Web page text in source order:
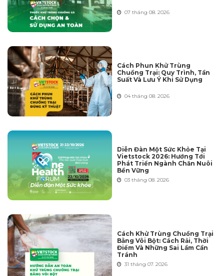
07 tháng 08. 2026
Cách Phun Khử Trùng
Chuồng Trại: Quy Trình, Tần
Suất Và Lưu Ý Khi Sử Dụng
04 tháng 08. 2026
Diễn Đàn Một Sức Khỏe Tại
Vietstock 2026: Hướng Tới
Phát Triển Ngành Chăn Nuôi
Bền Vững
03 tháng 08. 2026
Cách Khử Trùng Chuồng Trại
Bằng Vôi Bột: Cách Rải, Thời
Điểm Và Những Sai Lầm Cần
Tránh
31 tháng 07. 2026